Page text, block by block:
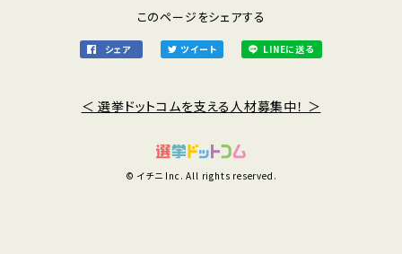
このページをシェアする
シェア ツイート LINEに送る
＜ 選挙ドットコムを支える人材募集中！ ＞
© イチニ Inc. All rights reserved.